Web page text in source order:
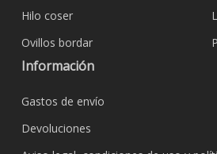
Hilo coser
Ovillos bordar
Información
Gastos de envío
Devoluciones